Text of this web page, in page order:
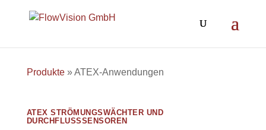
Produkte»ATEX-Anwendungen
ATEX STRÖMUNGSWÄCHTER UND
DURCHFLUSSSENSOREN